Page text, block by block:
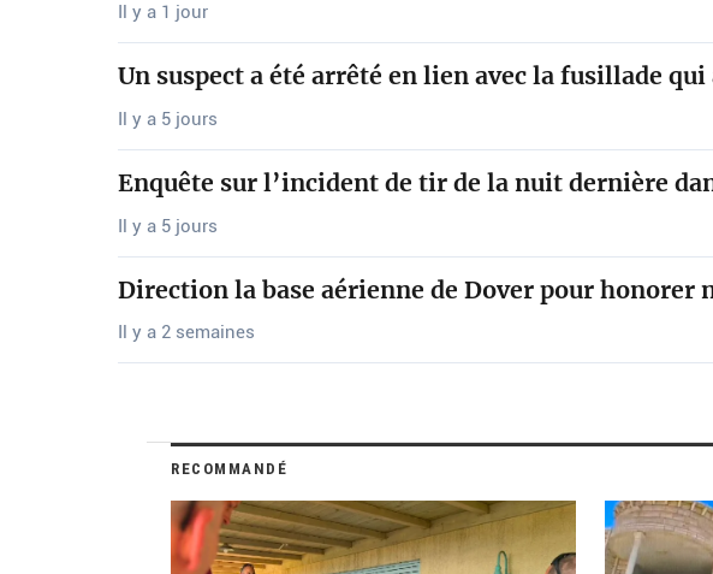
Il y a 1 jour
Un suspect a été arrêté en lien avec la fusillade
Il y a 5 jours
Enquête sur l’incident de tir de la nuit dernière
Il y a 5 jours
Direction la base aérienne de Dover pour honorer
Il y a 2 semaines
RECOMMANDÉ